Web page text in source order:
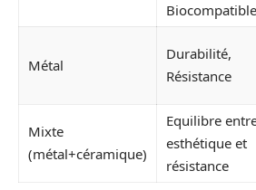
Biocompatible
Métal
Durabilité,
Résistance
Mixte
(métal+céramique)
Equilibre
esthétique et
résistance